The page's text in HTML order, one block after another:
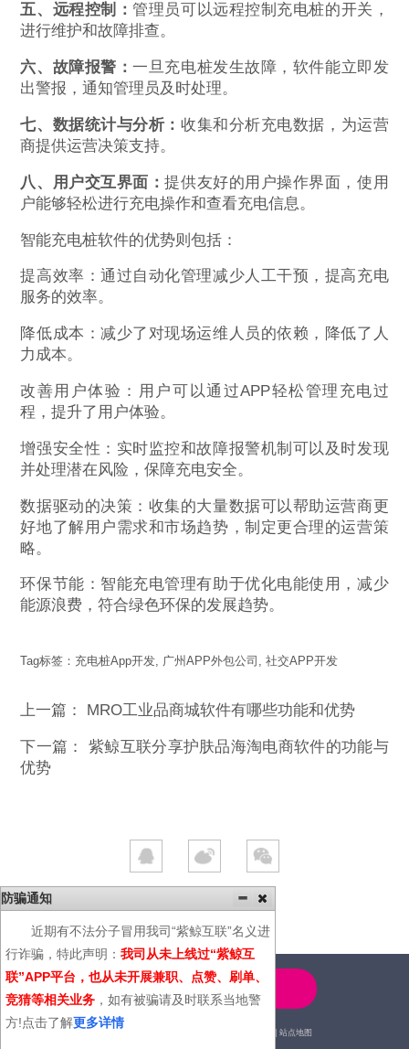
五、远程控制：管理员可以远程控制充电桩的开关，
进行维护和故障排查。
六、故障报警：一旦充电桩发生故障，软件能立即发
出警报，通知管理员及时处理。
七、数据统计与分析： 收集和分析充电数据，为运营
商提供运营决策支持。
八、用户交互界面：提供友好的用户操作界面，使用
户能够轻松进行充电操作和查看充电信息。
智能充电桩软件的优势则包括：
提高效率：通过自动化管理减少人工干预，提高充电
服务的效率。
降低成本：减少了对现场运维人员的依赖，降低了人
力成本。
改善用户体验：用户可以通过APP轻松管理充电过
程，提升了用户体验。
增强安全性：实时监控和故障报警机制可以及时发现
并处理潜在风险，保障充电安全。
数据驱动的决策：收集的大量数据可以帮助运营商更
好地了解用户需求和市场趋势，制定更合理的运营策
略。
环保节能：智能充电管理有助于优化电能使用，减少
能源浪费，符合绿色环保的发展趋势。
Tag标签： 充电桩App开发 广州APP外包公司 ,社交APP开发
上一篇： MRO工业品商城软件有哪些功能和优势
下一篇： 紫鲸互联分享护肤品海淘电商软件的功能与
优势
4000-600-366
站点地图
防骗通知
近期有不法分子冒用我司“紫鲸互联”名义进
行诈骗，特此声明： 我司从未上线过“紫鲸互
联”APP平台，也从未开展兼职、点赞、刷单、
竞猜等相关业务 ，如有被骗请及时联系当地警
方!点击了解更多详情